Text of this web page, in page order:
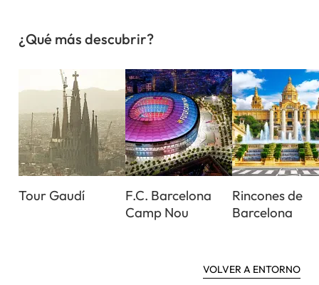
¿Qué más descubrir?
Tour Gaudí
F.C. Barcelona
Camp Nou
Rincones de
Barcelona
VOLVER A ENTORNO